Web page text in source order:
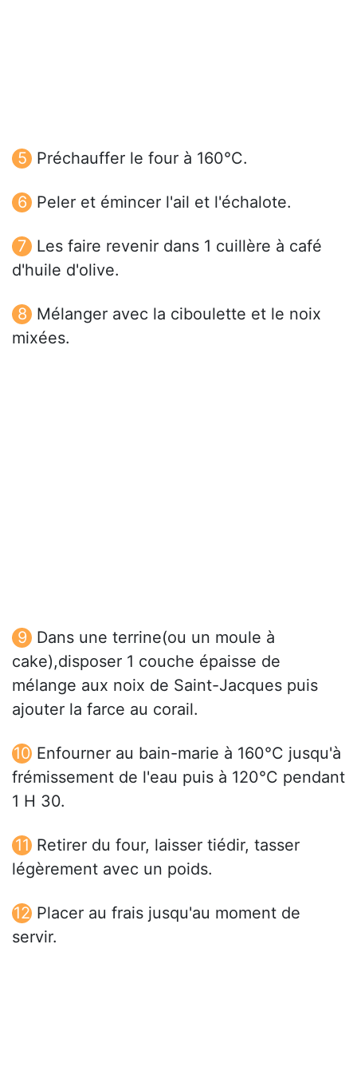
Préchauffer le four à 160°C.
Peler et émincer l'ail et l'échalote.
Les faire revenir dans 1 cuillère à café
d'huile d'olive.
Mélanger avec la ciboulette et le noix
mixées.
Dans une terrine(ou un moule à
cake),disposer 1 couche épaisse de
mélange aux noix de Saint-Jacques puis
ajouter la farce au corail.
Enfourner au bain-marie à 160°C jusqu'à
frémissement de l'eau puis à 120°C pendant
1 H 30.
Retirer du four, laisser tiédir, tasser
légèrement avec un poids.
Placer au frais jusqu'au moment de
servir.